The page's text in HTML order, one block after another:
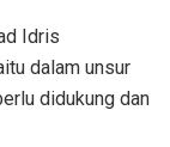
Idris
dalam unsur
didukung dan